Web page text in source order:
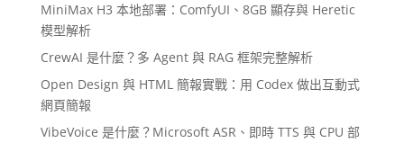
MiniMax H3 本地部署：ComfyUI、8GB 顯存與 Heretic
模型解析
CrewAI 是什麼？多 Agent 與 RAG 框架完整解析
Open Design 與 HTML 簡報實戰：用 Codex 做出互動式
網頁簡報
VibeVoice 是什麼？Microsoft ASR、即時 TTS 與 CPU 部